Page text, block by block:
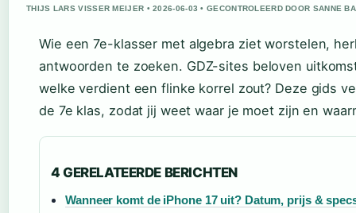
THIJS LARS VISSER MEIJER • 2026-06-03 • GECONTROLEERD DOOR SANNE
Wie een 7e-klasser met algebra ziet worstelen,
antwoorden te zoeken. GDZ-sites beloven
welke verdient een flinke korrel zout? Deze gids
de 7e klas, zodat jij weet waar je moet zijn en
4 GERELATEERDE BERICHTEN
Wanneer komt de iPhone 17 uit? Datum, prijs &